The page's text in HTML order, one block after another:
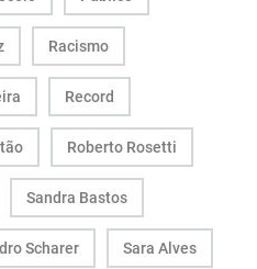
Racismo
Record
Roberto Rosetti
Sandra Bastos
Scharer Sara Alves